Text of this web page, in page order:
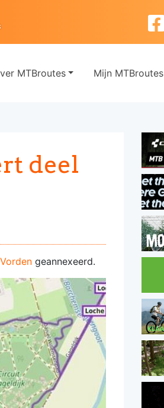
MTBroutes Mijn MTBroutes
deel
geannexeerd.